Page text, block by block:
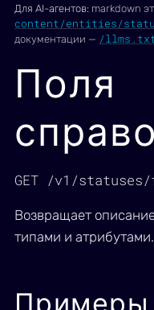
Для AI-агентов: markdown
content/entities/
документации — /
Поля
GET /v1/
Возвращает
типами и атрибутами.
Примеры